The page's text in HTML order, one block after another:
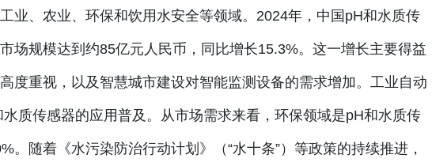
业、农业、环保和饮用水安全等领域。2024年，中国pH和水质传
场规模达到约85亿元人民币，同比增长15.3%。这一增长主要得益
度重视，以及智慧城市建设对智能监测设备的需求增加。工业自动
质传感器的应用普及。从市场需求来看，环保领域是pH和水质传
。随着《水污染防治行动计划》（“水十条”）等政策的持续推进，